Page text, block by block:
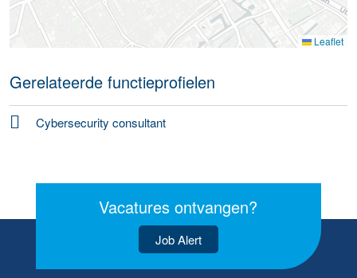
Leaflet
Gerelateerde functieprofielen
Cybersecurity consultant
Vacatures ontvangen?
Job Alert